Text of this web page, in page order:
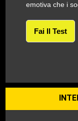
emotiva che i
Fai Il Test